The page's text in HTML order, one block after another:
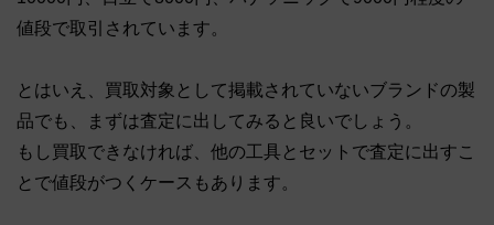
値段で取引されています。
とはいえ、買取対象として掲載されていないブランドの製
品でも、まずは査定に出してみると良いでしょう。
もし買取できなければ、他の工具とセットで査定に出すこ
とで値段がつくケースもあります。